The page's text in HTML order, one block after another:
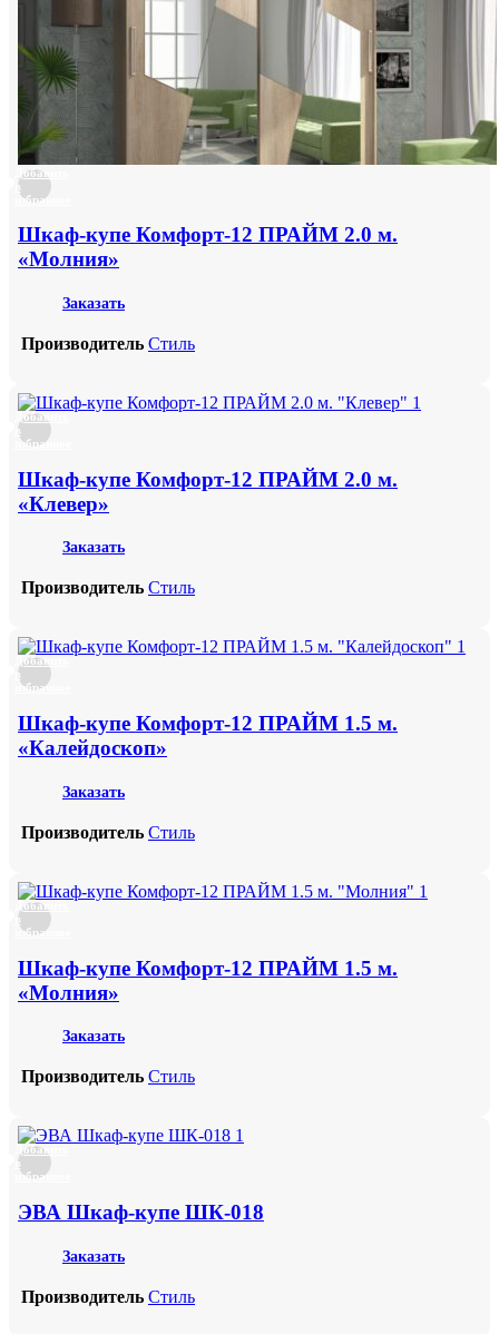
Добавить
в
избранное
Шкаф-купе Комфорт-12 ПРАЙМ 2.0 м.
«Молния»
Заказать
Производитель Стиль
Добавить
в
избранное
Шкаф-купе Комфорт-12 ПРАЙМ 2.0 м.
«Клевер»
Заказать
Производитель Стиль
Добавить
в
избранное
Шкаф-купе Комфорт-12 ПРАЙМ 1.5 м.
«Калейдоскоп»
Заказать
Производитель Стиль
Добавить
в
избранное
Шкаф-купе Комфорт-12 ПРАЙМ 1.5 м.
«Молния»
Заказать
Производитель Стиль
Добавить
в
избранное
ЭВА Шкаф-купе ШК-018
Заказать
Производитель Стиль